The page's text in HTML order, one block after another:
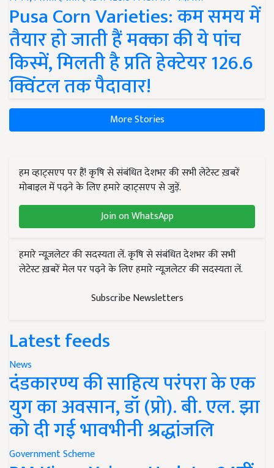
Pusa Corn Varieties: कम समय में
तैयार हो जाती हैं मक्का की ये पांच
किस्में, मिलती है प्रति हेक्टेयर 126.6
क्विंटल तक पैदावार!
More Stories
हम व्हाट्सएप पर हैं! कृषि से संबंधित देशभर की सभी लेटेस्ट ख़बरें
मोबाइल में पढ़ने के लिए हमारे व्हाट्सएप से जुड़ें.
Join on WhatsApp
हमारे न्यूज़लेटर की सदस्यता लें. कृषि से संबंधित देशभर की सभी
लेटेस्ट ख़बरें मेल पर पढ़ने के लिए हमारे न्यूज़लेटर की सदस्यता लें.
Subscribe Newsletters
Latest feeds
News
दंडकारण्य की साहित्य परंपरा के एक
युग का अवसान, डॉ (प्रो). बी. एल. झा
को दी गई भावभीनी श्रद्धांजलि
Government Scheme